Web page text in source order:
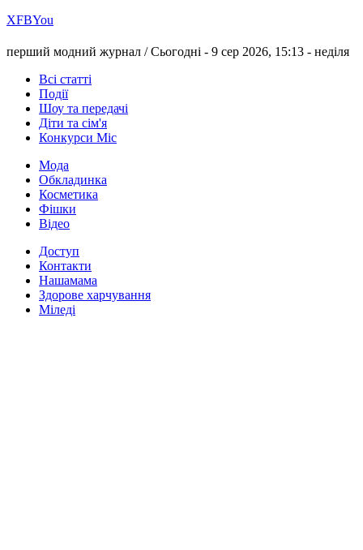
ХFBYou
перший модний журнал /Сьогодні - 9 сер 2026, 15:13 - неділя
Всі статті
Події
Шоу та передачі
Діти та сім'я
Конкурси Міс
Мода
Обкладинка
Косметика
Фішки
Відео
Доступ
Контакти
Нашамама
Здорове харчування
Міледі